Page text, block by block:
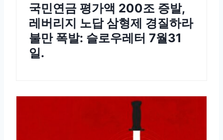
국민연금 평가액 200조 증발,
레버리지 노답 삼형제 경질하라
불만 폭발: 슬로우레터 7월31
일.